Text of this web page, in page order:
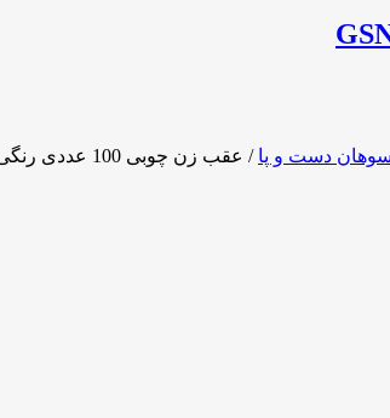
سوهان دست و پا / عقب زن چوبی 100 عددی رنگی